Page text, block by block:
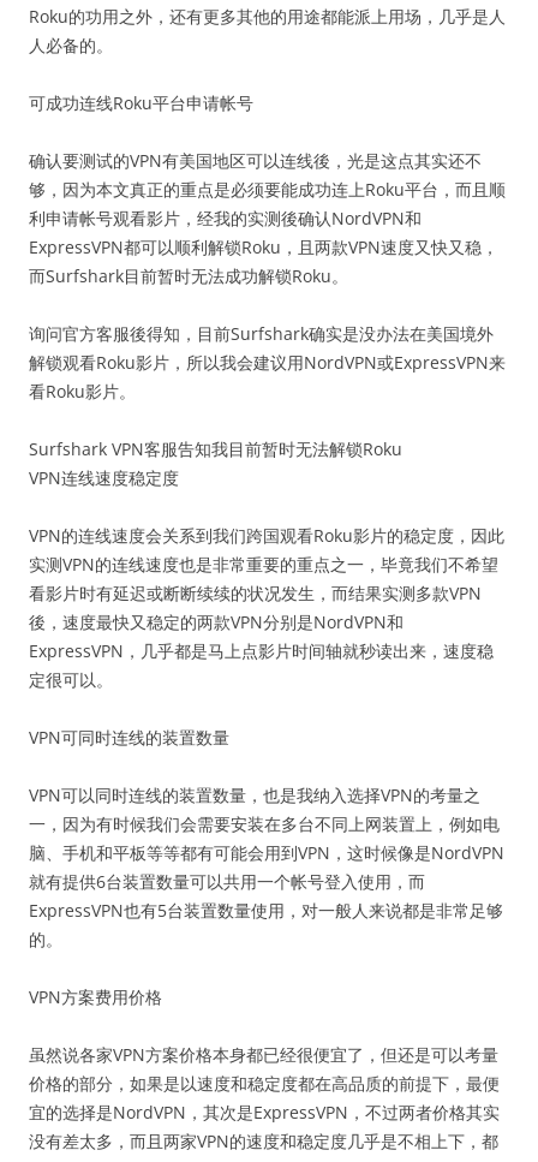
Roku的功用之外，还有更多其他的用途都能派上用场，几乎是人
人必备的。
可成功连线Roku平台申请帐号
确认要测试的VPN有美国地区可以连线後，光是这点其实还不
够，因为本文真正的重点是必须要能成功连上Roku平台，而且顺
利申请帐号观看影片，经我的实测後确认NordVPN和
ExpressVPN都可以顺利解锁Roku，且两款VPN速度又快又稳，
而Surfshark目前暂时无法成功解锁Roku。
询问官方客服後得知，目前Surfshark确实是没办法在美国境外
解锁观看Roku影片，所以我会建议用NordVPN或ExpressVPN来
看Roku影片。
Surfshark VPN客服告知我目前暂时无法解锁Roku
VPN连线速度稳定度
VPN的连线速度会关系到我们跨国观看Roku影片的稳定度，因此
实测VPN的连线速度也是非常重要的重点之一，毕竟我们不希望
看影片时有延迟或断断续续的状况发生，而结果实测多款VPN
後，速度最快又稳定的两款VPN分别是NordVPN和
ExpressVPN，几乎都是马上点影片时间轴就秒读出来，速度稳
定很可以。
VPN可同时连线的装置数量
VPN可以同时连线的装置数量，也是我纳入选择VPN的考量之
一，因为有时候我们会需要安装在多台不同上网装置上，例如电
脑、手机和平板等等都有可能会用到VPN，这时候像是NordVPN
就有提供6台装置数量可以共用一个帐号登入使用，而
ExpressVPN也有5台装置数量使用，对一般人来说都是非常足够
的。
VPN方案费用价格
虽然说各家VPN方案价格本身都已经很便宜了，但还是可以考量
价格的部分，如果是以速度和稳定度都在高品质的前提下，最便
宜的选择是NordVPN，其次是ExpressVPN，不过两者价格其实
没有差太多，而且两家VPN的速度和稳定度几乎是不相上下，都